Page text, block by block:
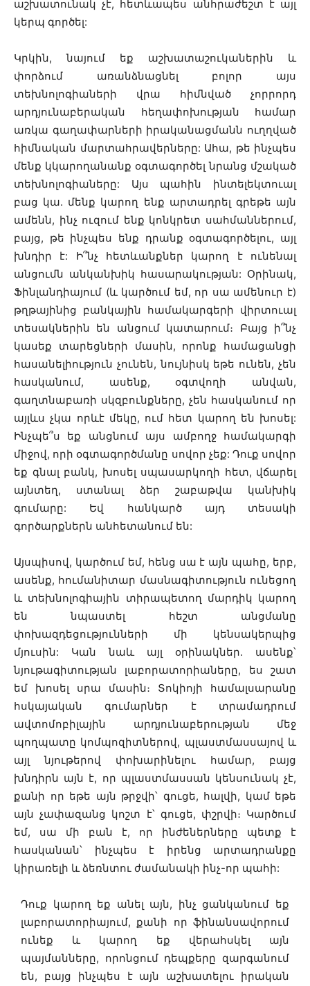
աշխատունակ չէ, հետևապես անհրաժեշտ է այլ
կերպ գործել:
Կրկին, նայում եք աշխատաշուկաներին և
փորձում առանձնացնել բոլոր այս
տեխնոլոգիաների վրա հիմնված չորրորդ
արդյունաբերական հեղափոխության համար
առկա գաղափարների իրականացմանն ուղղված
հիմնական մարտահրավերները: Ահա, թե ինչպես
մենք կկարողանանք օգտագործել նրանց մշակած
տեխնոլոգիաները: Այս պահին ինտելեկտուալ
բաց կա. մենք կարող ենք արտադրել գրեթե այն
ամենն, ինչ ուզում ենք կոնկրետ սահմաններում,
բայց, թե ինչպես ենք դրանք օգտագործելու, այլ
խնդիր է: Ի՞նչ հետևանքներ կարող է ունենալ
անցումն անկանխիկ հասարակության: Օրինակ,
Ֆինլանդիայում (և կարծում եմ, որ սա ամենուր է)
թղթայինից բանկային համակարգերի վիրտուալ
տեսակներին են անցում կատարում։ Բայց ի՞նչ
կասեք տարեցների մասին, որոնք համացանցի
հասանելիություն չունեն, նույնիսկ եթե ունեն, չեն
հասկանում, ասենք, օգտվողի անվան,
գաղտնաբառի սկզբունքները, չեն հասկանում որ
այլևս չկա որևէ մեկը, ում հետ կարող են խոսել:
Ինչպե՞ս եք անցնում այս ամբողջ համակարգի
միջով, որի օգտագործմանը սովոր չեք: Դուք սովոր
եք գնալ բանկ, խոսել սպասարկողի հետ, վճարել
այնտեղ, ստանալ ձեր շաբաթվա կանխիկ
գումարը: Եվ հանկարծ այդ տեսակի
գործարքներն անհետանում են:
Այսպիսով, կարծում եմ, հենց սա է այն պահը, երբ,
ասենք, հումանիտար մասնագիտություն ունեցող
և տեխնոլոգիային տիրապետող մարդիկ կարող
են նպաստել հեշտ անցմանը
փոխազդեցությունների մի կենսակերպից
մյուսին: Կան նաև այլ օրինակներ. ասենք՝
նյութագիտության լաբորատորիաները, ես շատ
եմ խոսել սրա մասին։ Տոկիոյի համալսարանը
հսկայական գումարներ է տրամադրում
ավտոմոբիլային արդյունաբերության մեջ
պողպատը կոմպոզիտներով, պլաստմասսայով և
այլ նյութերով փոխարինելու համար, բայց
խնդիրն այն է, որ պլաստմասսան կենսունակ չէ,
քանի որ եթե այն թրջվի՝ գուցե, հալվի, կամ եթե
այն չափազանց կոշտ է՝ գուցե, փշրվի։ Կարծում
եմ, սա մի բան է, որ ինժեներները պետք է
հասկանան՝ ինչպես է իրենց արտադրանքը
կիրառելի և ձեռնտու ժամանակի ինչ-որ պահի:
Դուք կարող եք անել այն, ինչ ցանկանում եք
լաբորատորիայում, քանի որ ֆինանսավորում
ունեք և կարող եք վերահսկել այն
պայմանները, որոնցում դեպքերը զարգանում
են, բայց ինչպես է այն աշխատելու իրական